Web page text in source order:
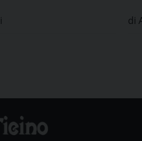
di